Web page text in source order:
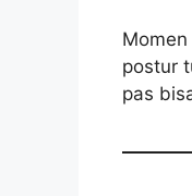
postur
pas